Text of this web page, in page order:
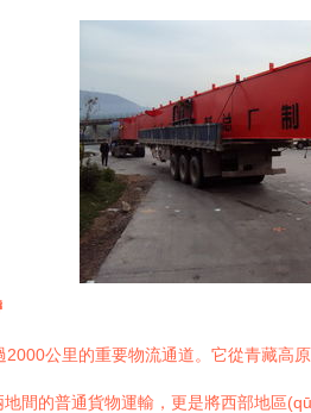
公里的重要物流通道。它從青藏
的普通貨物運輸，更是將西部地區